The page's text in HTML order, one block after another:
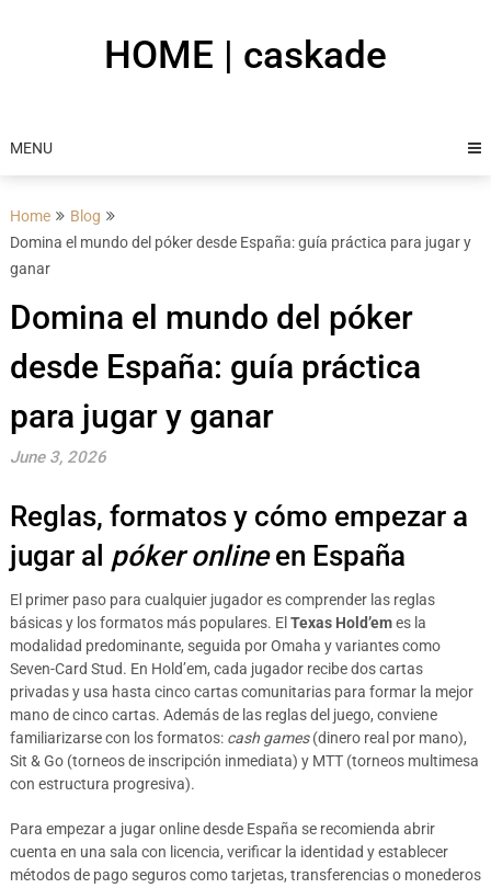
HOME | caskade
MENU
Home
Blog
Domina el mundo del póker desde España: guía práctica para jugar y
ganar
Domina el mundo del póker
desde España: guía práctica
para jugar y ganar
June 3, 2026
Reglas, formatos y cómo empezar a
jugar al póker onlineen España
El primer paso para cualquier jugador es comprender las reglas
básicas y los formatos más populares. El Texas Hold’emes la
modalidad predominante, seguida por Omaha y variantes como
Seven-Card Stud. En Hold’em, cada jugador recibe dos cartas
privadas y usa hasta cinco cartas comunitarias para formar la mejor
mano de cinco cartas. Además de las reglas del juego, conviene
familiarizarse con los formatos: cash games(dinero real por mano),
Sit & Go (torneos de inscripción inmediata) y MTT (torneos multimesa
con estructura progresiva).
Para empezar a jugar online desde España se recomienda abrir
cuenta en una sala con licencia, verificar la identidad y establecer
métodos de pago seguros como tarjetas, transferencias o monederos